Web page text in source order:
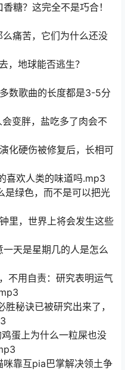
糖？这完全不是巧合！
痛苦，它们为什么还没
地球能否逃生？
数歌曲的长度都是3-5分
变胖，盐吃多了肉会不
化硬伤被修复后，长相可
喜欢人类的味道吗.mp3
绿色，而不是可以把光
里，世界上将会发生这些
天是星期几的人是怎么
不用自责：研究表明运气
秘诀已被研究出来了，
蛋上为什么一粒屎也没
靠互pia巴掌解决领土争